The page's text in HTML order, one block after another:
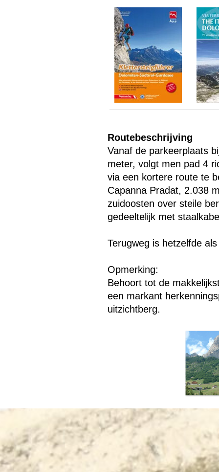
Routebeschrijving
Vanaf de parkeerplaats
meter, volgt men pad 4
via een kortere route te
Capanna Pradat, 2.038
zuidoosten over steile
gedeeltelijk met
Terugweg is hetzelfde
Opmerking:
Behoort tot de
een markant
uitzichtberg.
Terug naar de inhoud